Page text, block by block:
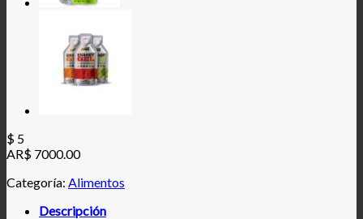
$ 5
AR$ 7000.00
Categoría: Alimentos
Descripción